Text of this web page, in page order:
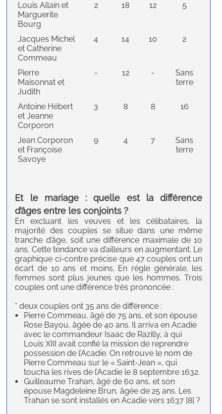
Louis Allain et
Marguerite
Bourg
2 18 12 5
Jacques Michel
et Catherine
Commeau
4 14 10 2
Pierre
Maisonnat et
Judith
- 12 -
Sans
terre
Antoine Hébert
et Jeanne
Corporon
3 8 8 16
Jean Corporon
et Françoise
Savoye
9 4 7
Sans
terre
Et le mariage : quelle est la différence
d’âges entre les conjoints ?
En excluant les veuves et les célibataires, la
majorité des couples se situe dans une même
tranche d’âge, soit une différence maximale de 10
ans. Cette tendance va d’ailleurs en augmentant. Le
graphique ci-contre précise que 47 couples ont un
écart de 10 ans et moins. En règle générale, les
femmes sont plus jeunes que les hommes. Trois
couples ont une différence très prononcée :
* deux couples ont 35 ans de différence :
Pierre Commeau, âgé de 75 ans, et son épouse
Rose Bayou, âgée de 40 ans. Il arriva en Acadie
avec le commandeur Isaac de Razilly, à qui
Louis XIII avait confié la mission de reprendre
possession de l’Acadie. On retrouve le nom de
Pierre Commeau sur le « Saint-Jean », qui
toucha les rives de l’Acadie le 8 septembre 1632.
Guilleaume Trahan, âgé de 60 ans, et son
épouse Magdeleine Brun, âgée de 25 ans. Les
Trahan se sont installés en Acadie vers 1637 [8] ?